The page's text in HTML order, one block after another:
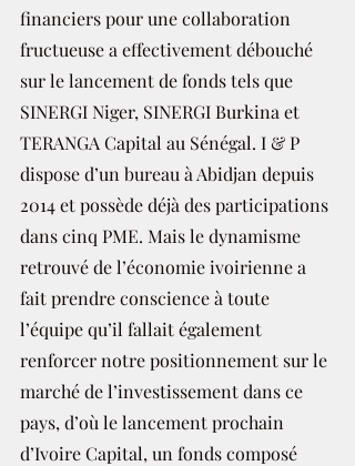
financiers pour une collaboration
fructueuse a effectivement débouché
sur le lancement de fonds tels que
SINERGI Niger, SINERGI Burkina et
TERANGA Capital au Sénégal. I & P
dispose d’un bureau à Abidjan depuis
2014 et possède déjà des participations
dans cinq PME. Mais le dynamisme
retrouvé de l’économie ivoirienne a
fait prendre conscience à toute
l’équipe qu’il fallait également
renforcer notre positionnement sur le
marché de l’investissement dans ce
pays, d’où le lancement prochain
d’Ivoire Capital, un fonds composé